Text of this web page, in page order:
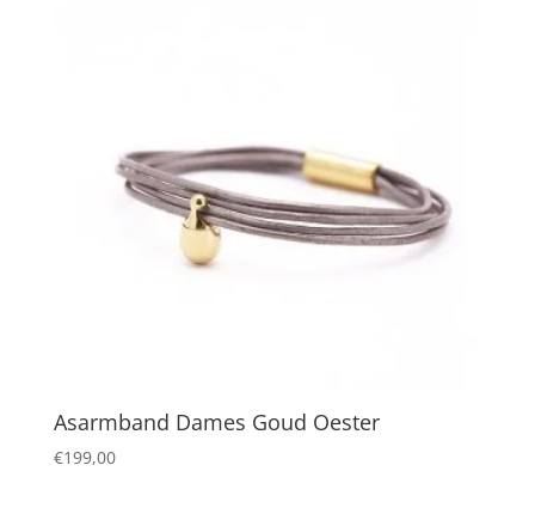
Asarmband Dames Goud Oester
€199,00